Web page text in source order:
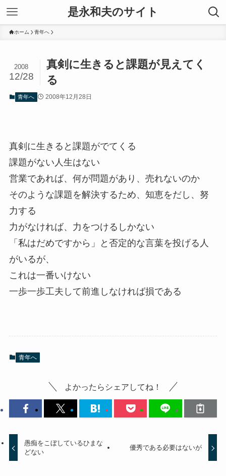
是永和夫のサイト
ホーム 青年へ
真剣に生きると課題が見えてく
る
2008
12/28
青年へ 2008年12月28日
真剣に生きると課題がでてくる
課題がない人生はない
営業であれば、何が問題があり、売れないのか
そのような課題を解決するため、知恵をだし、努
力する
力がなければ、力をつけるしかない
「私はだめですから」と否定的な言葉を投げる人
がいるが、
これは一番いけない
一歩一歩工夫して前進しなければ損である
青年へ
よかったらシェアしてね！
愚痴をこぼしているひまな
どない
優秀である必要はないが